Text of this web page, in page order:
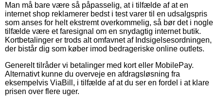
Man må bare være så påpasselig, at i tilfælde af at en
internet shop reklamerer bedst i test varer til en udsalgspris
som anses for helt ekstremt overkommelig, så bør det i nogle
tilfælde være et faresignal om en snydagtig internet butik.
Kortbetalinger er trods alt omfavnet af Indsigelsesordningen,
der bistår dig som køber imod bedrageriske online outlets.
Generelt tilråder vi betalinger med kort eller MobilePay.
Alternativt kunne du overveje en afdragsløsning fra
eksempelvis ViaBill, i tilfælde af at du ser en fordel i at klare
prisen over flere uger.